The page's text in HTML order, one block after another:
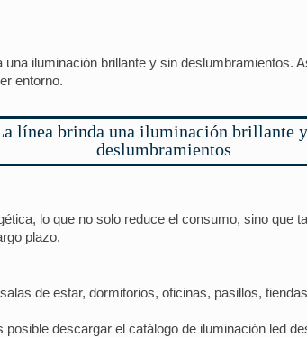
iluminación brillante y sin deslumbramientos.
entorno.
línea brinda una iluminación brillante
deslumbramientos
lo que no solo reduce el consumo, sino que
plazo.
de estar, dormitorios, oficinas, pasillos,
descargar el catálogo de iluminación led